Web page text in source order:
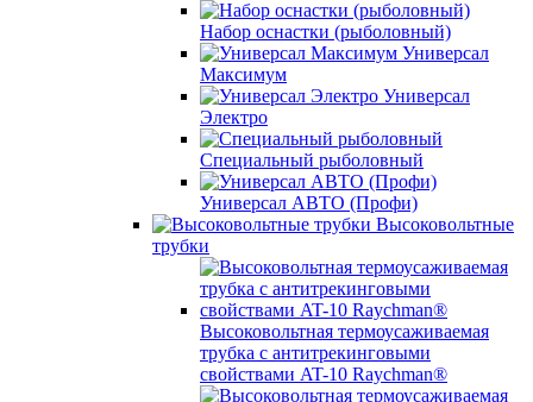
Набор оснастки (рыболовный)
Универсал
Максимум
Универсал
Электро
Специальный рыболовный
Универсал АВТО (Профи)
Высоковольтные
трубки
Высоковольтная термоусаживаемая
трубка с антитрекинговыми
свойствами AT-10 Raychman®